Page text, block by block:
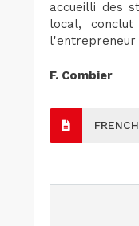
accueilli des
local,
l'entrepreneur
F. Combier